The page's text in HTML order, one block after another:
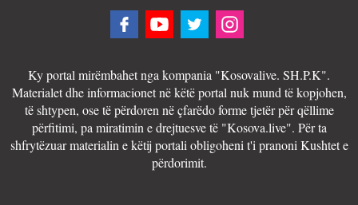
Ky portal mirëmbahet nga kompania "Kosovalive. SH.P.K".
Materialet dhe informacionet në këtë portal nuk mund të kopjohen,
të shtypen, ose të përdoren në çfarëdo forme tjetër për qëllime
përfitimi, pa miratimin e drejtuesve të "Kosova.live". Për ta
shfrytëzuar materialin e këtij portali obligoheni t'i pranoni Kushtet e
përdorimit.